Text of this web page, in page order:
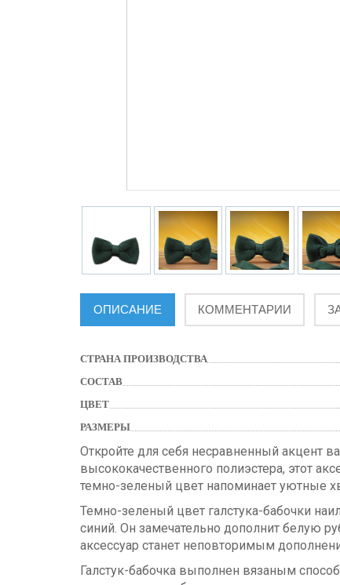
ОПИСАНИЕ КОММЕНТАРИИ
СТРАНА ПРОИЗВОДСТВА
СОСТАВ
ЦВЕТ
РАЗМЕРЫ
Откройте для себя несравненный акцент
высококачественного полиэстера, этот
темно-зеленый цвет напоминает уютные
Темно-зеленый цвет галстука-бабочки
синий. Он замечательно дополнит белую
аксессуар станет неповторимым
Галстук-бабочка выполнен вязаным